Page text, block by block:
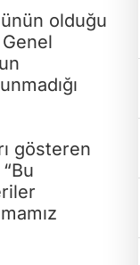
olduğu
gösteren